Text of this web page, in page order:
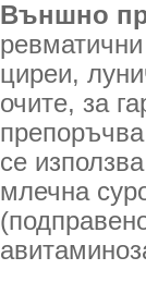
Външно
циреи,
очите, за
се
млечна